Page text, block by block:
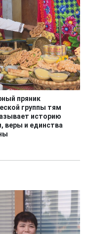
пряник
группы тям
историю
веры и единства